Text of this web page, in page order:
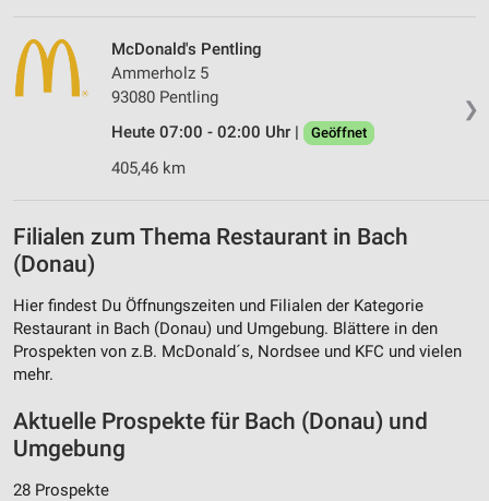
❯
McDonald's Pentling
Ammerholz 5
93080 Pentling
Heute 07:00 - 02:00 Uhr |
Geöffnet
405,46 km
Filialen zum Thema Restaurant in Bach
(Donau)
Hier findest Du Öffnungszeiten und Filialen der Kategorie
Restaurant in Bach (Donau) und Umgebung. Blättere in den
Prospekten von z.B. McDonald´s, Nordsee und KFC und vielen
mehr.
Aktuelle Prospekte für Bach (Donau) und
Umgebung
28 Prospekte